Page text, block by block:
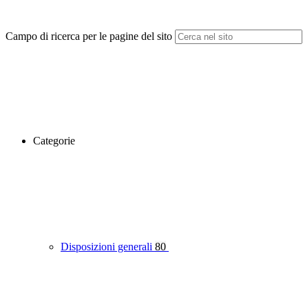
Campo di ricerca per le pagine del sito
Categorie
Disposizioni generali 80